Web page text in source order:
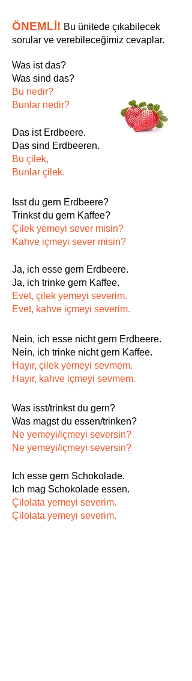
ÖNEMLİ! Bu ünitede çıkabilecek
sorular ve verebileceğimiz cevaplar.
Was ist das?
Was sind das?
Bu nedir?
Bunlar nedir?
Das ist Erdbeere.
Das sind Erdbeeren.
Bu çilek,
Bunlar çilek.
Isst du gern Erdbeere?
Trinkst du gern Kaffee?
Çilek yemeyi sever misin?
Kahve içmeyi sever misin?
Ja, ich esse gern Erdbeere.
Ja, ich trinke gern Kaffee.
Evet, çilek yemeyi severim.
Evet, kahve içmeyi severim.
Nein, ich esse nicht gern Erdbeere.
Nein, ich trinke nicht gern Kaffee.
Hayır, çilek yemeyi sevmem.
Hayır, kahve içmeyi sevmem.
Was isst/trinkst du gern?
Was magst du essen/trinken?
Ne yemeyi/içmeyi seversin?
Ne yemeyi/içmeyi seversin?
Ich esse gern Schokolade.
Ich mag Schokolade essen.
Çilolata yemeyi severim.
Çilolata yemeyi severim.